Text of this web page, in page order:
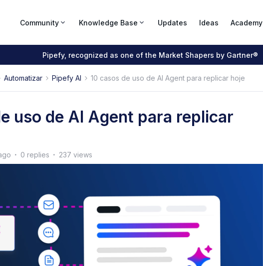
Community Knowledge Base Updates Ideas Academy
Pipefy, recognized as one of the Market Shapers by Gartner®
Automatizar Pipefy AI 10 casos de uso de AI Agent para replicar hoje
uso de AI Agent para replicar
0 replies 237 views